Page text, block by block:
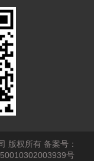
版权所有 备案号：
号